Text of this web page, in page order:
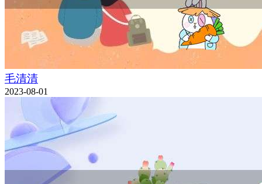
毛清清
2023-08-01